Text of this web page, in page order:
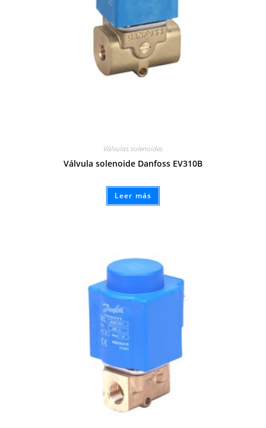
Válvulas solenoides
Válvula solenoide Danfoss EV310B
Leer más